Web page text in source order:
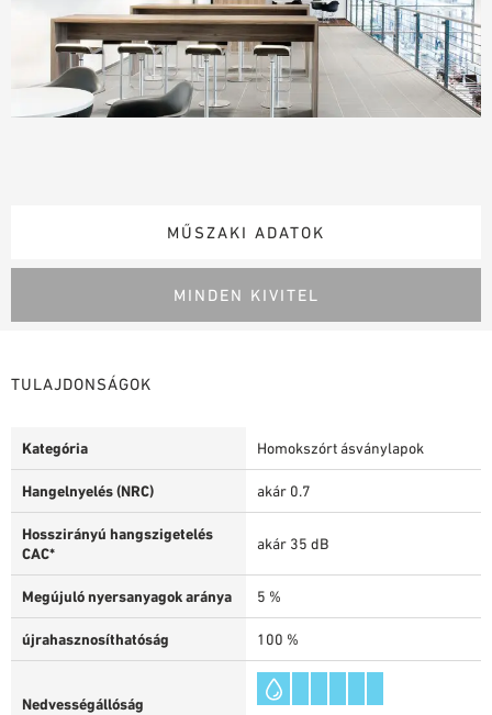
MŰSZAKI ADATOK
MINDEN KIVITEL
TULAJDONSÁGOK
Kategória Homokszórt ásványlapok
Hangelnyelés (NRC) akár 0.7
Hosszirányú hangszigetelés
CAC*
akár 35 dB
Megújuló nyersanyagok aránya 5 %
újrahasznosíthatóság 100 %
Nedvességállóság